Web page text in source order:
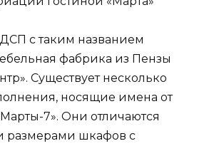
с таким названием
фабрика из Пензы
Существует несколько
носящие имена от
7». Они отличаются
размерами шкафов с